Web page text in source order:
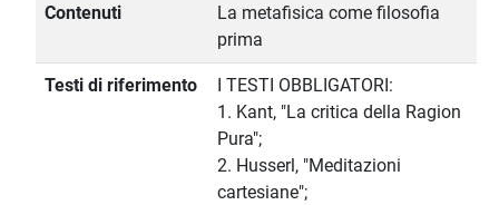
Contenuti
La metafisica come filosofia
prima
Testi di riferimento
I TESTI OBBLIGATORI:
1. Kant, "La critica della Ragion
Pura";
2. Husserl, "Meditazioni
cartesiane";